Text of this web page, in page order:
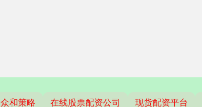
众和策略 在线股票配资公司 现货配资平台